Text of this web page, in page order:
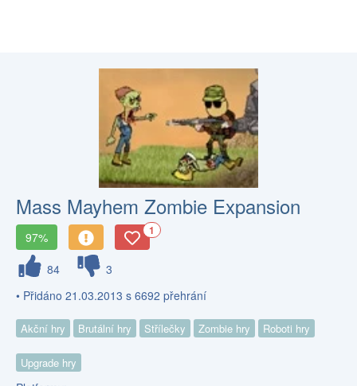
Mass Mayhem Zombie Expansion
97% 1
84
3
• Přidáno 21.03.2013 s 6692 přehrání
Akční hry Brutální hry Střílečky Zombie hry Roboti hry
Upgrade hry